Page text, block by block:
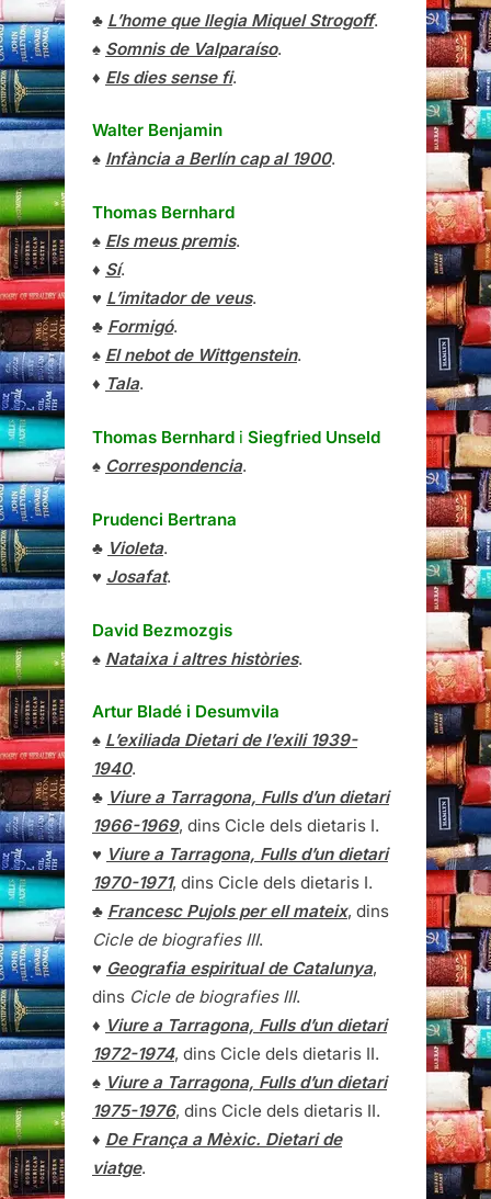
♣ L’home que llegia Miquel Strogoff.
♠ Somnis de Valparaíso.
♦ Els dies sense fi.
Walter Benjamin
♠ Infància a Berlín cap al 1900.
Thomas Bernhard
♠ Els meus premis.
♦ Sí.
♥ L’imitador de veus.
♣ Formigó.
♠ El nebot de Wittgenstein.
♦ Tala.
Thomas Bernhard i Siegfried Unseld
♠ Correspondencia.
Prudenci Bertrana
♣ Violeta.
♥ Josafat.
David Bezmozgis
♠ Nataixa i altres històries.
Artur Bladé i Desumvila
♠ L’exiliada Dietari de l’exili 1939-
1940.
♣ Viure a Tarragona, Fulls d’un dietari
1966-1969, dins Cicle dels dietaris I.
♥ Viure a Tarragona, Fulls d’un dietari
1970-1971, dins Cicle dels dietaris I.
♣ Francesc Pujols per ell mateix, dins
Cicle de biografies III.
♥ Geografia espiritual de Catalunya,
dins Cicle de biografies III.
♦ Viure a Tarragona, Fulls d’un dietari
1972-1974, dins Cicle dels dietaris II.
♠ Viure a Tarragona, Fulls d’un dietari
1975-1976, dins Cicle dels dietaris II.
♦ De França a Mèxic. Dietari de
viatge.